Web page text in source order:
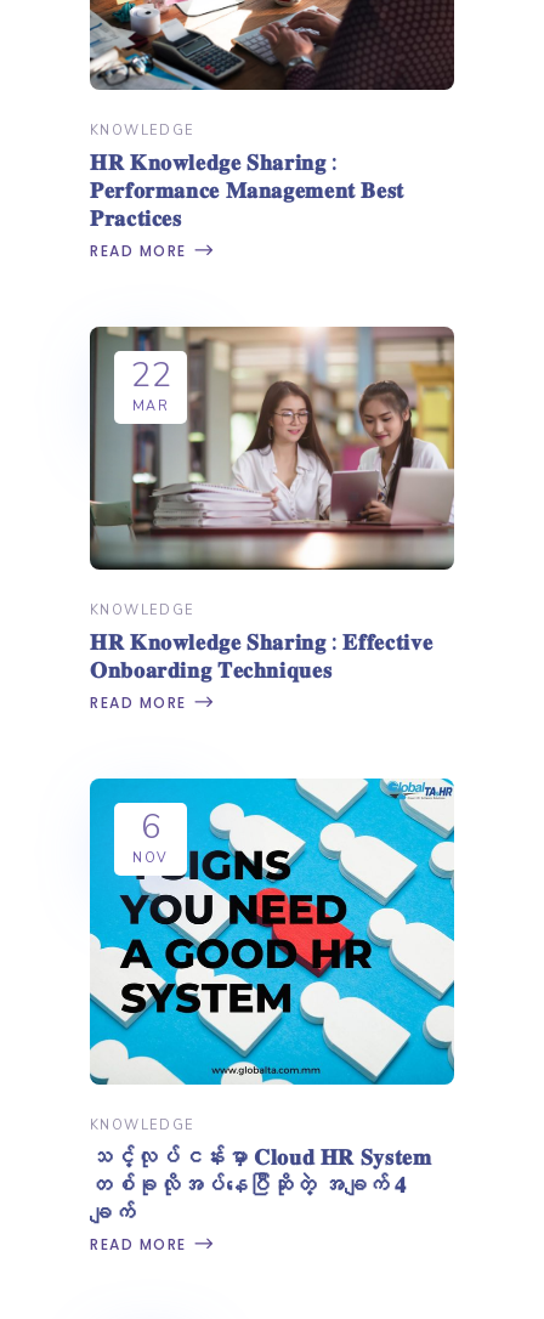
KNOWLEDGE
𝐇𝐑 𝐊𝐧𝐨𝐰𝐥𝐞𝐝𝐠𝐞 𝐒𝐡𝐚𝐫𝐢𝐧𝐠 :
𝐏𝐞𝐫𝐟𝐨𝐫𝐦𝐚𝐧𝐜𝐞 𝐌𝐚𝐧𝐚𝐠𝐞𝐦𝐞𝐧𝐭 𝐁𝐞𝐬𝐭
𝐏𝐫𝐚𝐜𝐭𝐢𝐜𝐞𝐬
READ MORE
22
MAR
KNOWLEDGE
𝐇𝐑 𝐊𝐧𝐨𝐰𝐥𝐞𝐝𝐠𝐞 𝐒𝐡𝐚𝐫𝐢𝐧𝐠 : 𝐄𝐟𝐟𝐞𝐜𝐭𝐢𝐯𝐞
𝐎𝐧𝐛𝐨𝐚𝐫𝐝𝐢𝐧𝐠 𝐓𝐞𝐜𝐡𝐧𝐢𝐪𝐮𝐞𝐬
READ MORE
6
NOV
KNOWLEDGE
သင့်လုပ်ငန်းမှာ 𝐂𝐥𝐨𝐮𝐝 𝐇𝐑 𝐒𝐲𝐬𝐭𝐞𝐦
တစ်ခုလိုအပ်နေပြီဆိုတဲ့ အချက် 𝟒
ချက်
READ MORE